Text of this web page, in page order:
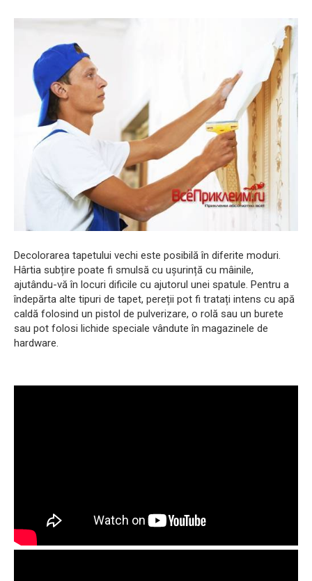
Decolorarea tapetului vechi este posibilă în diferite moduri.
Hârtia subțire poate fi smulsă cu ușurință cu mâinile,
ajutându-vă în locuri dificile cu ajutorul unei spatule. Pentru a
îndepărta alte tipuri de tapet, pereții pot fi tratați intens cu apă
caldă folosind un pistol de pulverizare, o rolă sau un burete
sau pot folosi lichide speciale vândute în magazinele de
hardware.